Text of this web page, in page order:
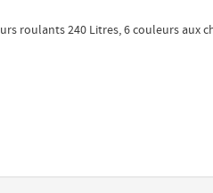
roulants 240 Litres, 6 couleurs aux